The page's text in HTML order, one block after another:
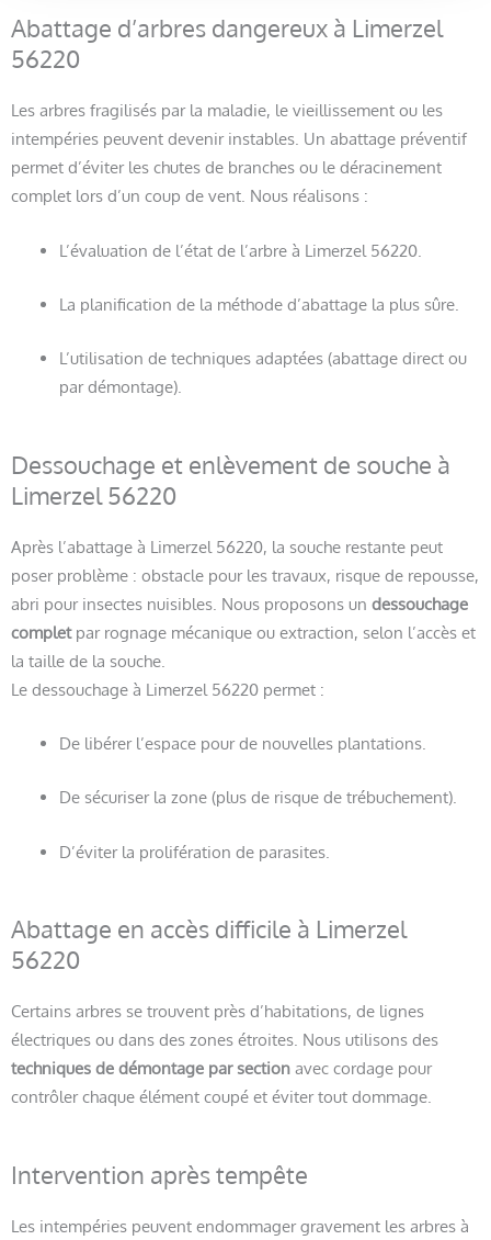
Abattage d’arbres dangereux à Limerzel
56220
Les arbres fragilisés par la maladie, le vieillissement ou les
intempéries peuvent devenir instables. Un abattage préventif
permet d’éviter les chutes de branches ou le déracinement
complet lors d’un coup de vent. Nous réalisons :
L’évaluation de l’état de l’arbre à Limerzel 56220.
La planification de la méthode d’abattage la plus sûre.
L’utilisation de techniques adaptées (abattage direct ou
par démontage).
Dessouchage et enlèvement de souche à
Limerzel 56220
Après l’abattage à Limerzel 56220, la souche restante peut
poser problème : obstacle pour les travaux, risque de repousse,
abri pour insectes nuisibles. Nous proposons un dessouchage
completpar rognage mécanique ou extraction, selon l’accès et
la taille de la souche.
Le dessouchage à Limerzel 56220 permet :
De libérer l’espace pour de nouvelles plantations.
De sécuriser la zone (plus de risque de trébuchement).
D’éviter la prolifération de parasites.
Abattage en accès difficile à Limerzel
56220
Certains arbres se trouvent près d’habitations, de lignes
électriques ou dans des zones étroites. Nous utilisons des
techniques de démontage par section avec cordage pour
contrôler chaque élément coupé et éviter tout dommage.
Intervention après tempête
Les intempéries peuvent endommager gravement les arbres à